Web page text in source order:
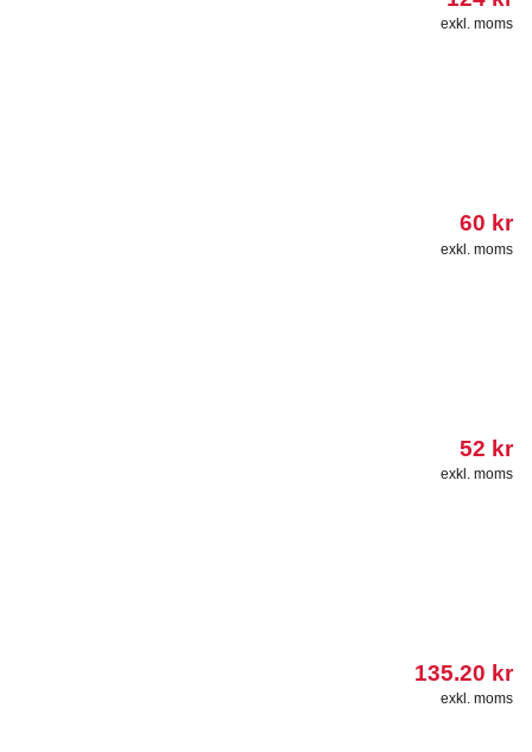
exkl. moms
60 kr
exkl. moms
52 kr
exkl. moms
135.20 kr
exkl. moms